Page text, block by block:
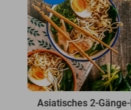
Asiatisches 2-